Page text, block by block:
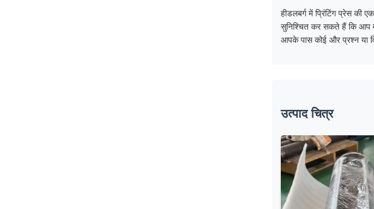
हीडलबर्ग में प्रिंटिंग प्रेस की
सुनिश्चित कर सकते हैं कि आप
आपके पास कोई और प्रश्न या
उत्पाद चित्र